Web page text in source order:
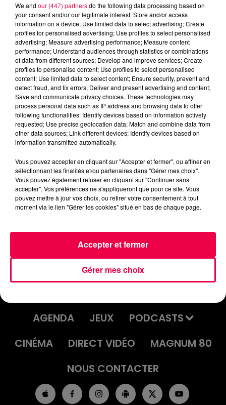
podcasts/2025/09/Anniv-9.mp3
JEU DE L'ANNIVERSAIRE DU
AGENDA
JEUX
PODCASTS
CINÉMA
DIRECT VIDÉO
MAGNUM 80
NOUS CONTACTER
We and our (447) partnersdo the following data processing based on
your consent and/or our legitimate interest: Store and/or access
information on a device; Use limited data to select advertising; Create
profiles for personalised advertising; Use profiles to select personalised
advertising; Measure advertising performance; Measure content
performance; Understand audiences through statistics or combinations
of data from different sources; Develop and improve services; Create
profiles to personalise content; Use profiles to select personalised
content; Use limited data to select content; Ensure security, prevent and
detect fraud, and fix errors; Deliver and present advertising and content;
Save and communicate privacy choices. These technologies may
process personal data such as IP address and browsing data to offer
following functionalities: Identify devices based on information actively
requested; Use precise geolocation data; Match and combine data from
other data sources; Link different devices; Identify devices based on
information transmitted automatically.
Vous pouvez accepter en cliquant sur "Accepter et fermer", ou affiner en
sélectionnant les finalités et/ou partenaires dans "Gérer mes choix".
Vous pouvez également refuser en cliquant sur "Continuer sans
accepter". Vos préférences ne s'appliqueront que pour ce site. Vous
pouvez mettre à jour vos choix, ou retirer votre consentement à tout
moment via le lien "Gérer les cookies" situé en bas de chaque page.
Gérer mes choix
Accepter et fermer